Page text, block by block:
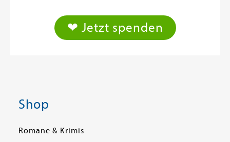
❤ Jetzt spenden
Shop
Romane & Krimis